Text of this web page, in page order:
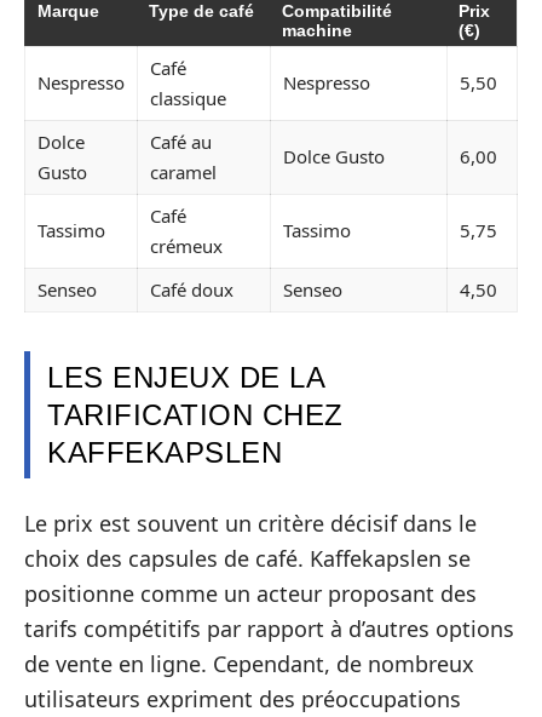
Marque Type de café
Compatibilité
machine
Prix
(€)
Nespresso
Café
classique
Nespresso 5,50
Dolce
Gusto
Café au
caramel
Dolce Gusto 6,00
Tassimo
Café
crémeux
Tassimo 5,75
Senseo Café doux Senseo 4,50
LES ENJEUX DE LA
TARIFICATION CHEZ
KAFFEKAPSLEN
Le prix est souvent un critère décisif dans le
choix des capsules de café. Kaffekapslen se
positionne comme un acteur proposant des
tarifs compétitifs par rapport à d’autres options
de vente en ligne. Cependant, de nombreux
utilisateurs expriment des préoccupations